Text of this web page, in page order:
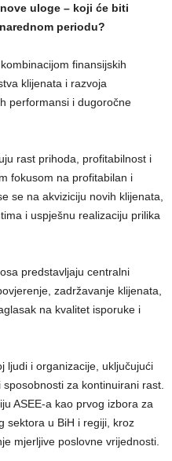
uloge – koji će biti
periodu?
finansijskih
klijenata i razvoja
performansi i dugoročne
rast prihoda, profitabilnost i
fokusom na profitabilan i
se na akviziciju novih klijenata,
i uspješnu realizaciju prilika
predstavljaju centralni
zadržavanje klijenata,
na kvalitet isporuke i
ljudi i organizacije, uključujući
za kontinuirani rast.
ASEE-a kao prvog izbora za
sektora u BiH i regiji, kroz
mjerljive poslovne vrijednosti.